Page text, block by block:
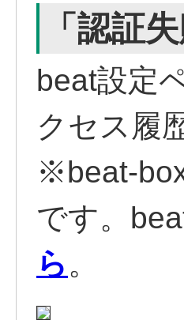
「認証
beat設定
クセス履
※beat-
です。
ら 。